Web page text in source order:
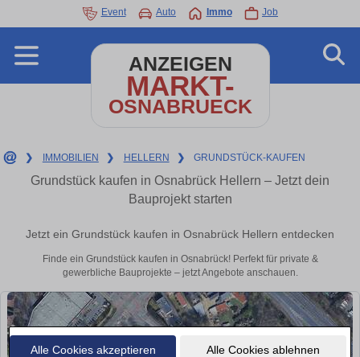
Alle Cookies akzeptieren Alle Cookies ablehnen
Event Auto Immo Job
ANZEIGEN
MARKT-
OSNABRUECK
❯ IMMOBILIEN ❯ HELLERN ❯ GRUNDSTÜCK-KAUFEN
Grundstück kaufen in Osnabrück Hellern – Jetzt dein
Bauprojekt starten
Jetzt ein Grundstück kaufen in Osnabrück Hellern entdecken
Finde ein Grundstück kaufen in Osnabrück! Perfekt für private &
gewerbliche Bauprojekte – jetzt Angebote anschauen.